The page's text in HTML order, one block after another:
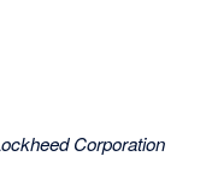
Corporation